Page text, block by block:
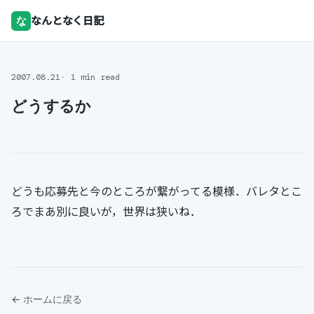
な なんとなく日記
2007.08.21 1 min read
どうするか
どうも応募先と今のところが繋がってる模様．バレタとこ
ろでまあ別に良いが，世界は狭いね．
← ホームに戻る